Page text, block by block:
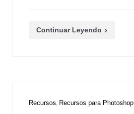
Continuar Leyendo
Recursos Recursos para Photoshop